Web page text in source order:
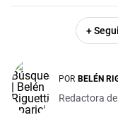
+
POR BELÉN
Redactora